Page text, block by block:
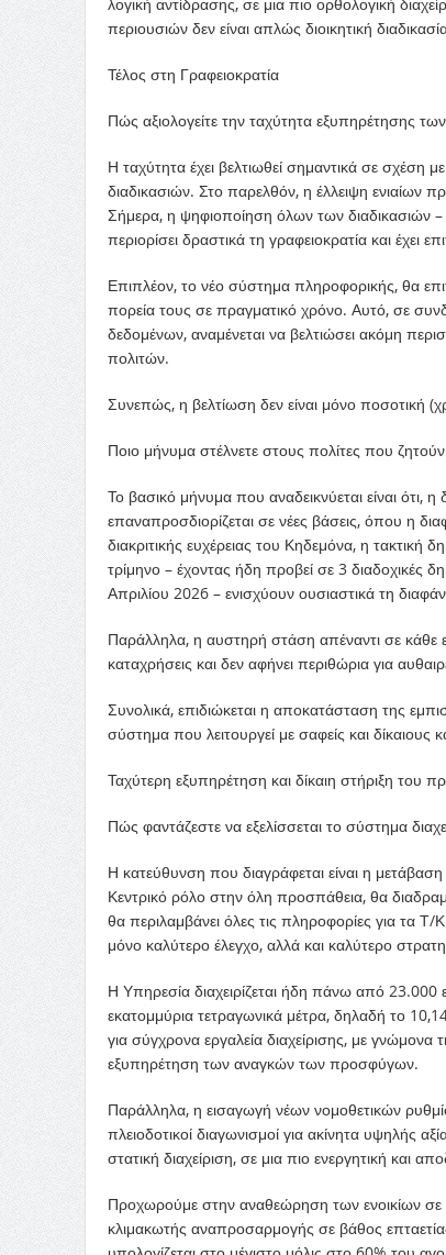
περιουσιών δεν είναι απλώς διοικητική
Τέλος στη Γραφειοκρατία
Πώς αξιολογείτε την ταχύτητα εξυπηρέτησης
Η ταχύτητα έχει βελτιωθεί σημαντικά σε
διαδικασιών. Στο παρελθόν, η έλλειψη ενιαίων
Σήμερα, η ψηφιοποίηση όλων των διαδικασιών –
περιορίσει δραστικά τη γραφειοκρατία και έχει
Επιπλέον, το νέο σύστημα πληροφορικής, θα
πορεία τους σε πραγματικό χρόνο. Αυτό, σε
δεδομένων, αναμένεται να βελτιώσει ακόμη
πολιτών.
Συνεπώς, η βελτίωση δεν είναι μόνο ποσοτική
Ποιο μήνυμα στέλνετε στους πολίτες που ζητούν
Το βασικό μήνυμα που αναδεικνύεται είναι ότι,
επαναπροσδιορίζεται σε νέες βάσεις, όπου η
διακριτικής ευχέρειας του Κηδεμόνα, η
τρίμηνο – έχοντας ήδη προβεί σε 3 διαδοχικές
Απριλίου 2026 – ενισχύουν ουσιαστικά τη
Παράλληλα, η αυστηρή στάση απέναντι σε κάθε
καταχρήσεις και δεν αφήνει περιθώρια για
Συνολικά, επιδιώκεται η αποκατάσταση της
σύστημα που λειτουργεί με σαφείς και δίκαιους
Ταχύτερη εξυπηρέτηση και δίκαιη στήριξη του
Πώς φαντάζεστε να εξελίσσεται το σύστημα
Η κατεύθυνση που διαγράφεται είναι η
Κεντρικό ρόλο στην όλη προσπάθεια, θα
θα περιλαμβάνει όλες τις πληροφορίες για τα Τ/
μόνο καλύτερο έλεγχο, αλλά και καλύτερο
Η Υπηρεσία διαχειρίζεται ήδη πάνω από
εκατομμύρια τετραγωνικά μέτρα, δηλαδή το
για σύγχρονα εργαλεία διαχείρισης, με
εξυπηρέτηση των αναγκών των προσφύγων.
Παράλληλα, η εισαγωγή νέων νομοθετικών
πλειοδοτικοί διαγωνισμοί για ακίνητα υψηλής
στατική διαχείριση, σε μια πιο ενεργητική και
Προχωρούμε στην αναθεώρηση των ενοικίων σε
κλιμακωτής αναπροσαρμογής σε βάθος